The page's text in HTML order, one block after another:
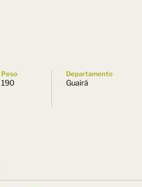
Peso
190
Departamento
Guairá